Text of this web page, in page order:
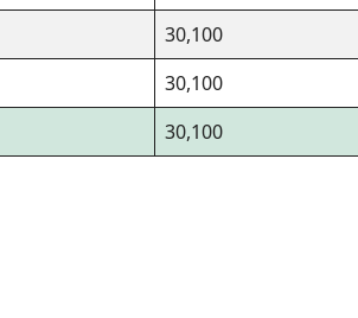
30,100
30,100
30,100